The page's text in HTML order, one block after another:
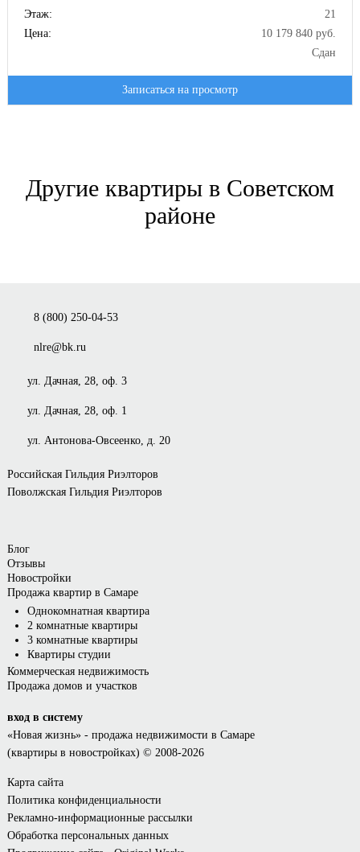
Этаж:
21
Цена:
10 179 840 руб.
Сдан
Записаться на просмотр
Другие квартиры в Советском
районе
8 (800) 250-04-53
nlre@bk.ru
ул. Дачная, 28, оф. 3
ул. Дачная, 28, оф. 1
ул. Антонова-Овсеенко, д. 20
Российская Гильдия Риэлторов
Поволжская Гильдия Риэлторов
Блог
Отзывы
Новостройки
Продажа квартир в Самаре
Однокомнатная квартира
2 комнатные квартиры
3 комнатные квартиры
Квартиры студии
Коммерческая недвижимость
Продажа домов и участков
вход в систему
«Новая жизнь»- продажа недвижимости в Самаре
(квартиры в новостройках) © 2008-2026
Карта сайта
Политика конфиденциальности
Рекламно-информационные рассылки
Обработка персональных данных